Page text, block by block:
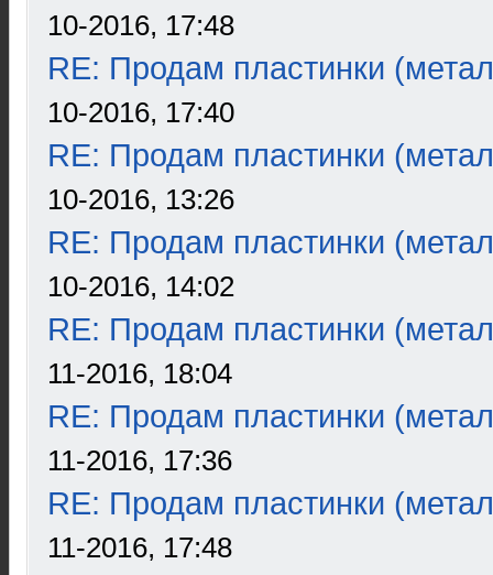
10-2016, 17:48
RE: Продам пластинки
10-2016, 17:40
RE: Продам пластинки
10-2016, 13:26
RE: Продам пластинки
10-2016, 14:02
RE: Продам пластинки
11-2016, 18:04
RE: Продам пластинки
11-2016, 17:36
RE: Продам пластинки
11-2016, 17:48